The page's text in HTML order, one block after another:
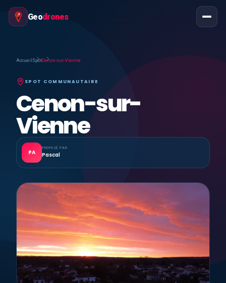
Geodrones
Accueil SpotCenon-sur-Vienne
SPOT COMMUNAUTAIRE
Cenon-sur-
Vienne
PA
PROPOSÉ PAR
Pascal